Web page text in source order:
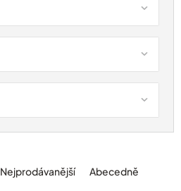
Nejprodávanější Abecedně